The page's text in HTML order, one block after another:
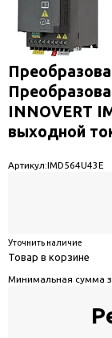
INNOVERT
выходной
Артикул:IMD564U43E
Уточнить наличие
Товар в корзине
Минимальная сумма